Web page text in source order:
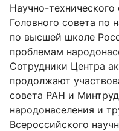
Научно-
Головного совета по
по высшей школе
проблемам
Сотрудники Центра
продолжают
совета РАН и
народонаселения и
Всероссийского